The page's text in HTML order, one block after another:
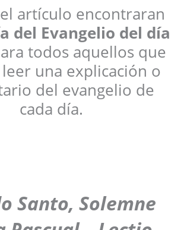
artículo encontraran
del Evangelio del día
todos aquellos que
una explicación o
del evangelio de
cada día.
Santo, Solemne